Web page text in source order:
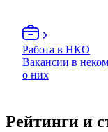
Работа в НКО
Вакансии в
о них
Рейтинги и